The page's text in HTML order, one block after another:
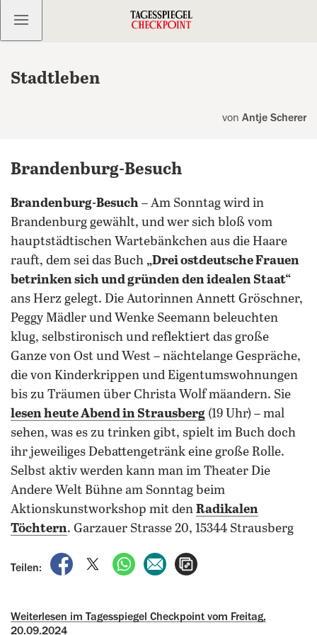
Kostenlos anmelden
Stadtleben
von Antje Scherer
Brandenburg-Besuch
Brandenburg-Besuch – Am Sonntag wird in
Brandenburg gewählt, und wer sich bloß vom
hauptstädtischen Wartebänkchen aus die Haare
rauft, dem sei das Buch „Drei ostdeutsche Frauen
betrinken sich und gründen den idealen Staat“
ans Herz gelegt. Die Autorinnen Annett Gröschner,
Peggy Mädler und Wenke Seemann beleuchten
klug, selbstironisch und reflektiert das große
Ganze von Ost und West – nächtelange Gespräche,
die von Kinderkrippen und Eigentumswohnungen
bis zu Träumen über Christa Wolf mäandern. Sie
lesen heute Abend in Strausberg (19 Uhr) – mal
sehen, was es zu trinken gibt, spielt im Buch doch
ihr jeweiliges Debattengetränk eine große Rolle.
Selbst aktiv werden kann man im Theater Die
Andere Welt Bühne am Sonntag beim
Aktionskunstworkshop mit den Radikalen
Töchtern. Garzauer Strasse 20, 15344 Strausberg
Teilen:
auf Facebook teilen
auf X teilenper WhatsApp teilen
per E-Mail teilen
Weiterlesen im Tagesspiegel Checkpoint vom Freitag,
20.09.2024